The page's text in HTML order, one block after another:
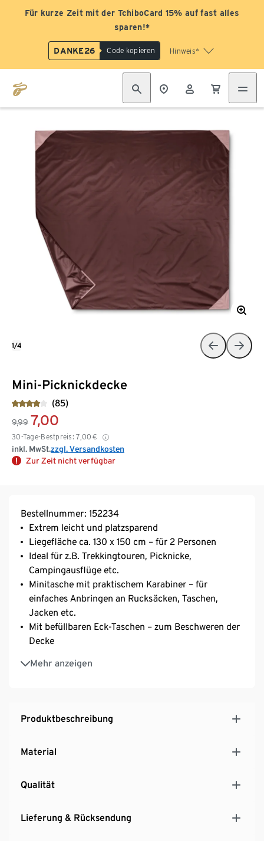
Für kurze Zeit mit der TchiboCard 15% auf fast alles
sparen!*
DANKE26 Code kopieren Hinweis*
Mini-Picknickdecke
(85)
9,99 7,00
30-Tage-Bestpreis: 7,00 €
inkl. MwSt.zzgl. Versandkosten
Zur Zeit nicht verfügbar
1/4
Bestellnummer: 152234
Extrem leicht und platzsparend
Liegefläche ca. 130 x 150 cm – für 2 Personen
Ideal für z.B. Trekkingtouren, Picknicke,
Campingausflüge etc.
Minitasche mit praktischem Karabiner – für
einfaches Anbringen an Rucksäcken, Taschen,
Jacken etc.
Mit befüllbaren Eck-Taschen – zum Beschweren der
Decke
Mehr anzeigen
Wasserabweisende Oberfläche
Produktbeschreibung
Material
Qualität
Lieferung & Rücksendung